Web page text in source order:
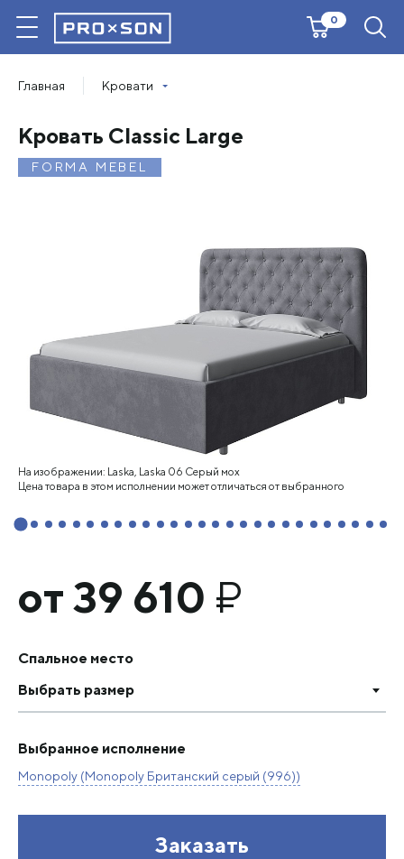
0
Главная Кровати
FORMA MEBEL
Кровать Classic Large
На изображении: Laska, Laska 06 Серый мох
Цена товара в этом исполнении может отличаться от выбранного
от 39 610 ₽
Спальное место
Выбрать размер
Выбранное исполнение
Monopoly (Monopoly Британский серый (996))
Заказать